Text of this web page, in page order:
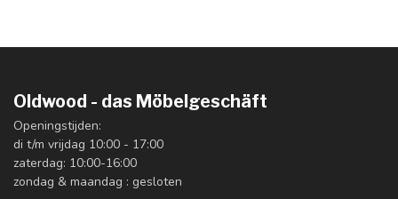
Oldwood - das Möbelgeschäft
Openingstijden:
di t/m vrijdag 10:00 - 17:00
zaterdag: 10:00-16:00
zondag & maandag : gesloten